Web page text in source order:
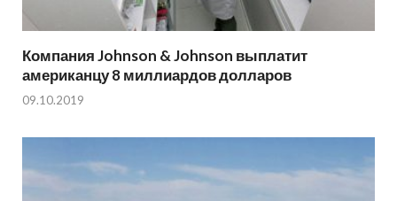
Компания Johnson & Johnson выплатит
американцу 8 миллиардов долларов
09.10.2019